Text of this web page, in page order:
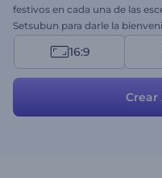
festivos en cada una de las
Setsubun para darle la
los malos espíritus. Carga tu
saludo animado profesional
de presentaciones y mucho
16:9
Crear